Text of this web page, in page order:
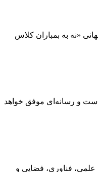
«نه به بمباران کلاس
و رسانه‌ای موفق خواهد
فناوری، فضایی و